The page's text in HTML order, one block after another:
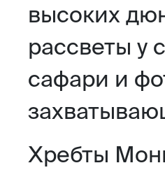
высоких
рассветы у
сафари и
Хребты